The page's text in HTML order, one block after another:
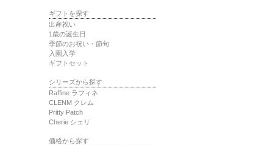
ギフトを探す
出産祝い
1歳の誕生日
季節のお祝い・節句
入園入学
ギフトセット
シリーズから探す
Raffine ラフィネ
CLENM クレム
Pritty Patch
Cherie シェリ
価格から探す